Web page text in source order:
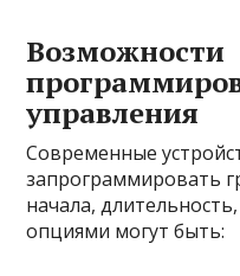
Возможности
управления
Современные
запрограммировать
начала,
опциями могут быть: